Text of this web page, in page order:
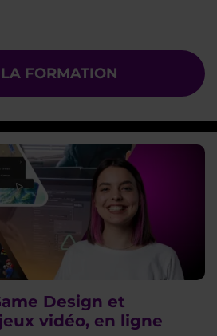
FORMATION
Design et
vidéo, en ligne